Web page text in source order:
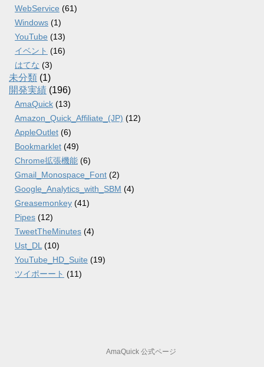
WebService (61)
Windows (1)
YouTube (13)
イベント (16)
はてな (3)
未分類 (1)
開発実績 (196)
AmaQuick (13)
Amazon_Quick_Affiliate_(JP) (12)
AppleOutlet (6)
Bookmarklet (49)
Chrome拡張機能 (6)
Gmail_Monospace_Font (2)
Google_Analytics_with_SBM (4)
Greasemonkey (41)
Pipes (12)
TweetTheMinutes (4)
Ust_DL (10)
YouTube_HD_Suite (19)
ツイポーート (11)
AmaQuick 公式ページ